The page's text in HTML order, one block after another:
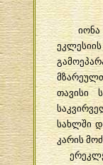
იონა
ეკლესიის
თავისი
სახლში
კარის